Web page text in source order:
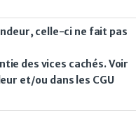
celle-ci ne fait pas
des vices cachés. Voir
et/ou dans les CGU